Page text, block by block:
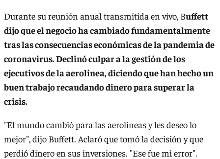
Durante su reunión anual transmitida en vivo, Buffett
dijo que el negocio ha cambiado fundamentalmente
tras las consecuencias económicas de la pandemia de
coronavirus. Declinó culpar a la gestión de los
ejecutivos de la aerolínea, diciendo que han hecho un
buen trabajo recaudando dinero para superar la
crisis.
"El mundo cambió para las aerolíneas y les deseo lo
mejor", dijo Buffett. Aclaró que tomó la decisión y que
perdió dinero en sus inversiones. "Ese fue mi error".